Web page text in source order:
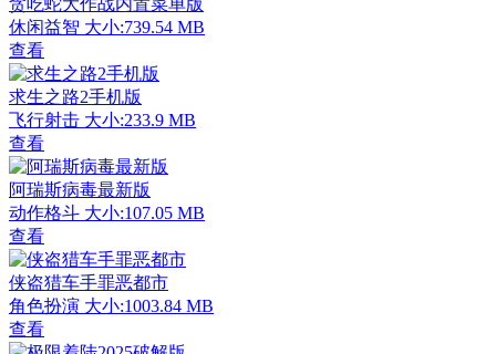
贪吃蛇大作战内置菜单版
休闲益智 大小:739.54 MB
查看
求生之路2手机版
飞行射击 大小:233.9 MB
查看
阿瑞斯病毒最新版
动作格斗 大小:107.05 MB
查看
侠盗猎车手罪恶都市
角色扮演 大小:1003.84 MB
查看